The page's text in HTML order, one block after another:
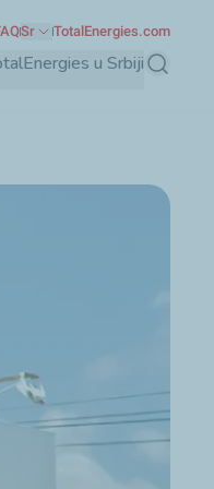
u Srbiji Pretraga
Sr TotalEnergies.com